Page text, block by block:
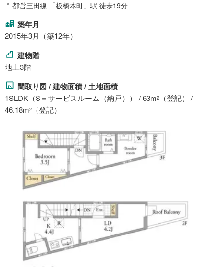
都営三田線 「板橋本町」駅 徒歩19分
築年月
2015年3月（築12年）
建物階
地上3階
間取り図 / 建物面積 / 土地面積
1SLDK（S＝サービスルーム（納戸）） / 63m2
（登記） /
46.18m2 （登記）